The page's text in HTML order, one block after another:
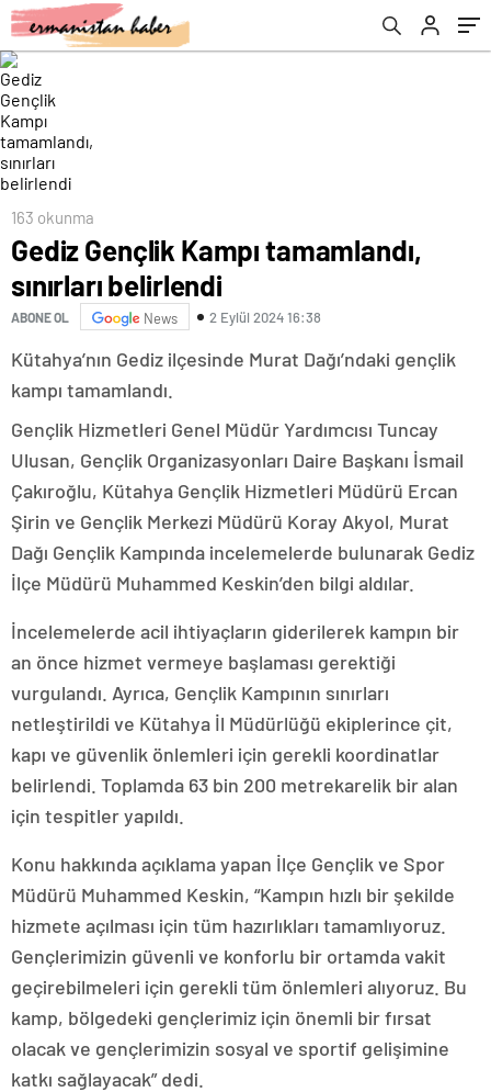
163 okunma
Gediz Gençlik Kampı tamamlandı,
sınırları belirlendi
ABONE OL News 2 Eylül 2024 16:38
Kütahya’nın Gediz ilçesinde Murat Dağı’ndaki gençlik
kampı tamamlandı.
Gençlik Hizmetleri Genel Müdür Yardımcısı Tuncay
Ulusan, Gençlik Organizasyonları Daire Başkanı İsmail
Çakıroğlu, Kütahya Gençlik Hizmetleri Müdürü Ercan
Şirin ve Gençlik Merkezi Müdürü Koray Akyol, Murat
Dağı Gençlik Kampında incelemelerde bulunarak Gediz
İlçe Müdürü Muhammed Keskin’den bilgi aldılar.
İncelemelerde acil ihtiyaçların giderilerek kampın bir
an önce hizmet vermeye başlaması gerektiği
vurgulandı. Ayrıca, Gençlik Kampının sınırları
netleştirildi ve Kütahya İl Müdürlüğü ekiplerince çit,
kapı ve güvenlik önlemleri için gerekli koordinatlar
belirlendi. Toplamda 63 bin 200 metrekarelik bir alan
için tespitler yapıldı.
Konu hakkında açıklama yapan İlçe Gençlik ve Spor
Müdürü Muhammed Keskin, “Kampın hızlı bir şekilde
hizmete açılması için tüm hazırlıkları tamamlıyoruz.
Gençlerimizin güvenli ve konforlu bir ortamda vakit
geçirebilmeleri için gerekli tüm önlemleri alıyoruz. Bu
kamp, bölgedeki gençlerimiz için önemli bir fırsat
olacak ve gençlerimizin sosyal ve sportif gelişimine
katkı sağlayacak” dedi.